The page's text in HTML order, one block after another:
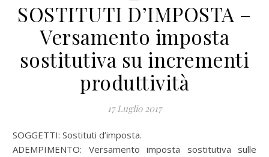
SOSTITUTI D’IMPOSTA –
Versamento imposta
sostitutiva su incrementi
produttività
17 Luglio 2017
SOGGETTI: Sostituti d’imposta.
ADEMPIMENTO: Versamento imposta sostitutiva sulle